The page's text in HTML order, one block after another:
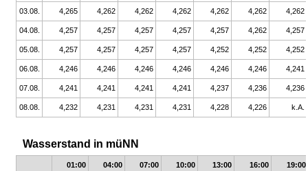
03.08. 4,265 4,262 4,262 4,262 4,262 4,262 4,262
04.08. 4,257 4,257 4,257 4,257 4,257 4,262 4,257
05.08. 4,257 4,257 4,257 4,257 4,252 4,252 4,252
06.08. 4,246 4,246 4,246 4,246 4,246 4,246 4,241
07.08. 4,241 4,241 4,241 4,241 4,237 4,236 4,236
08.08. 4,232 4,231 4,231 4,231 4,228 4,226 k.A.
Wasserstand in müNN
01:00 04:00 07:00 10:00 13:00 16:00 19:00